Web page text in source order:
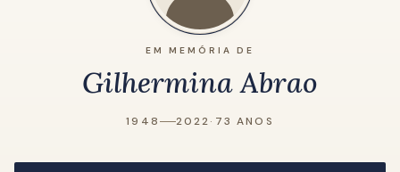
EM MEMÓRIA DE
Gilhermina Abrao
1948 2022· 73 ANOS